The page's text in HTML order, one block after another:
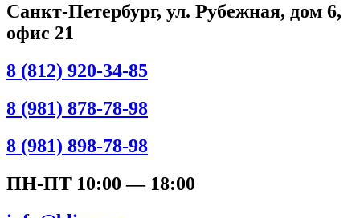
Санкт-Петербург, ул. Рубежная, дом 6,
офис 21
8 (812) 920-34-85
8 (981) 878-78-98
8 (981) 898-78-98
ПН-ПТ 10:00 — 18:00